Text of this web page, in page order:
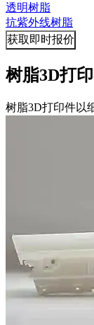
透明树脂
抗紫外线树脂
获取即时报价
树脂3D打
树脂3D打印件以